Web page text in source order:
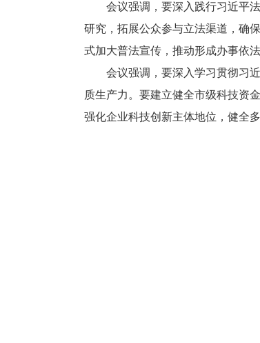
会议强调，要深入践行习近平法
研究，拓展公众参与立法渠道，确
式加大普法宣传，推动形成办事依
会议强调，要深入学习贯彻习近
质生产力。要建立健全市级科技资
强化企业科技创新主体地位，健全